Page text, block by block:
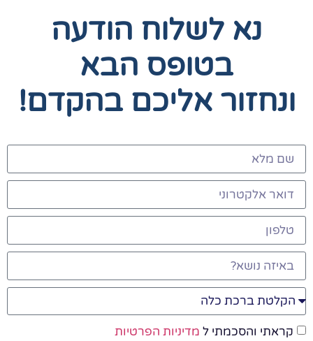
נא לשלוח הודעה
בטופס הבא
ונחזור אליכם בהקדם!
קראתי והסכמתי ל מדיניות הפרטיות